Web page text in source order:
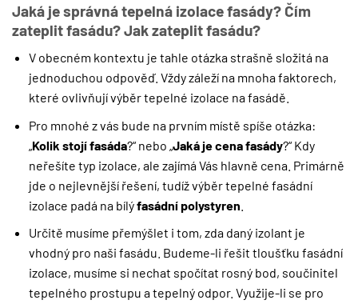
Jaká je správná tepelná izolace fasády? Čím
zateplit fasádu? Jak zateplit fasádu?
V obecném kontextu je tahle otázka strašně složitá na
jednoduchou odpověď. Vždy záleží na mnoha faktorech,
které ovlivňují výběr tepelné izolace na fasádě.
Pro mnohé z vás bude na prvním místě spíše otázka:
Kolik stojí fasáda?“ nebo „ Jaká je cena fasády?“ Kdy
neřešíte typ izolace, ale zajímá Vás hlavně cena. Primárně
jde o nejlevnější řešení, tudíž výběr tepelné fasádní
izolace padá na bílýfasádní polystyren
Určitě musíme přemýšlet i tom, zda daný izolant je
vhodný pro naši fasádu. Budeme-li řešit tloušťku fasádní
izolace, musíme si nechat spočítat rosný bod, součinitel
tepelného prostupu a tepelný odpor. Využije-li se pro